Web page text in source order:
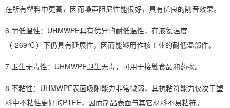
在所有塑料中更高，因而噪声阻尼性能很好，具有优良的削音效果。
6.耐低温性：UHMWPE具有优异的耐低温性，在液氦温度
（-269℃）下仍具有延展性，因而能够用作核工业的耐低温部件。
7.卫生无毒性：UHMWPE卫生无毒，可用于接触食品和药物。
8.不粘性：UHMWPE表面吸附能力非常微弱，其抗粘符能力仅次于塑
料中不粘性更好的PTFE，因而制品表面与其它材料不易粘符。